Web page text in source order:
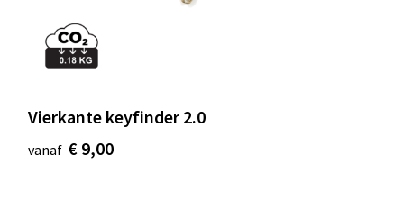
Vierkante keyfinder 2.0
vanaf € 9,00